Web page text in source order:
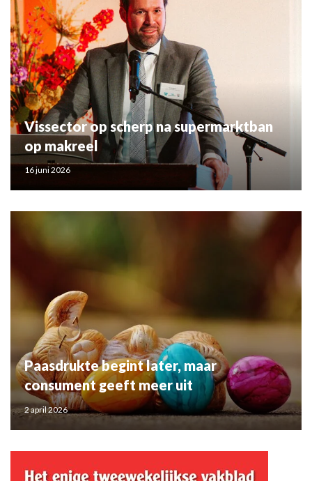
Vissector op scherp na supermarktban
op makreel
16 juni 2026
Paasdrukte begint later, maar
consument geeft meer uit
2 april 2026